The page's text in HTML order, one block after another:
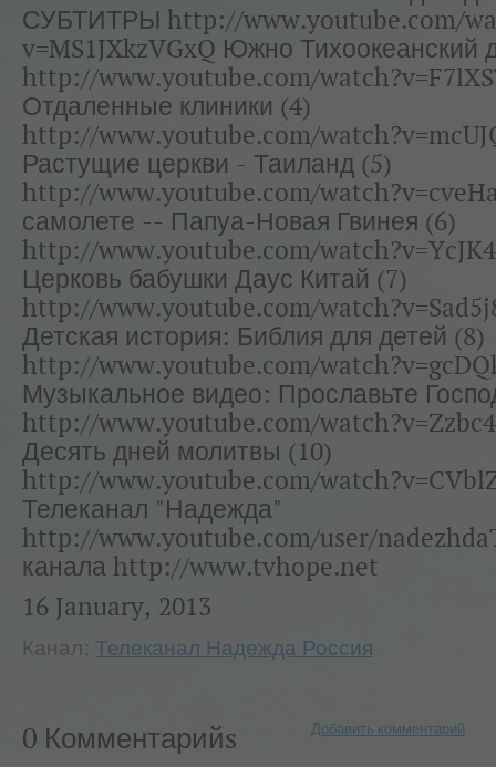
СУБТИТРЫ http://www.youtube.com/
v=MS1JXkzVGxQ Южно Тихоокеанский
http://www.youtube.com/
Отдаленные клиники (4)
http://www.youtube.com/
Растущие церкви - Таиланд (5)
http://www.youtube.com/
самолете -- Папуа-Новая Гвинея (6)
http://www.youtube.com/
Церковь бабушки Даус Китай (7)
http://www.youtube.com/
Детская история: Библия для детей (8)
http://www.youtube.com/
Музыкальное видео: Прославьте
http://www.youtube.com/
Десять дней молитвы (10)
http://www.youtube.com/
Телеканал "Надежда"
http://www.youtube.com/user/
канала http://www.tvhope.net
16 January, 2013
Канал: Телеканал Надежда Россия
0 Комментарийs Добавить комментарий